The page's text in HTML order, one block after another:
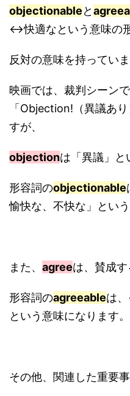
objectionableと
↔快適なという意味の
反対の意味を持っていま
映画では、裁判シーン
「Objection!（異議あ
すが、
objectionは「異議」と
形容詞のobjectionable
愉快な、不快な」とい
また、 agreeは、賛成す
形容詞のagreeableは
という意味になります。
その他、関連した重要事